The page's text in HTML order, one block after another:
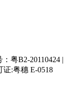
粤B2-20110424 |
:粤穗 E-0518